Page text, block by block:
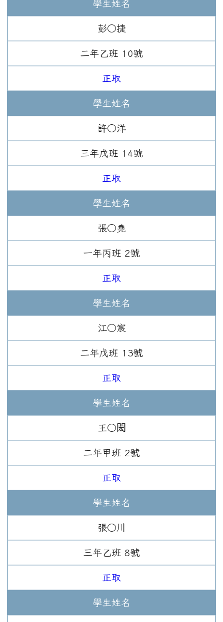
學生姓名
彭○捷
二年 乙班 10號
正取
學生姓名
許○洋
三年 戊班 14號
正取
學生姓名
張○堯
一年丙班 2號
正取
學生姓名
江○宸
二年 戊班 13號
正取
學生姓名
王○閎
二年 甲班 2號
正取
學生姓名
張○川
三年 乙班 8號
正取
學生姓名